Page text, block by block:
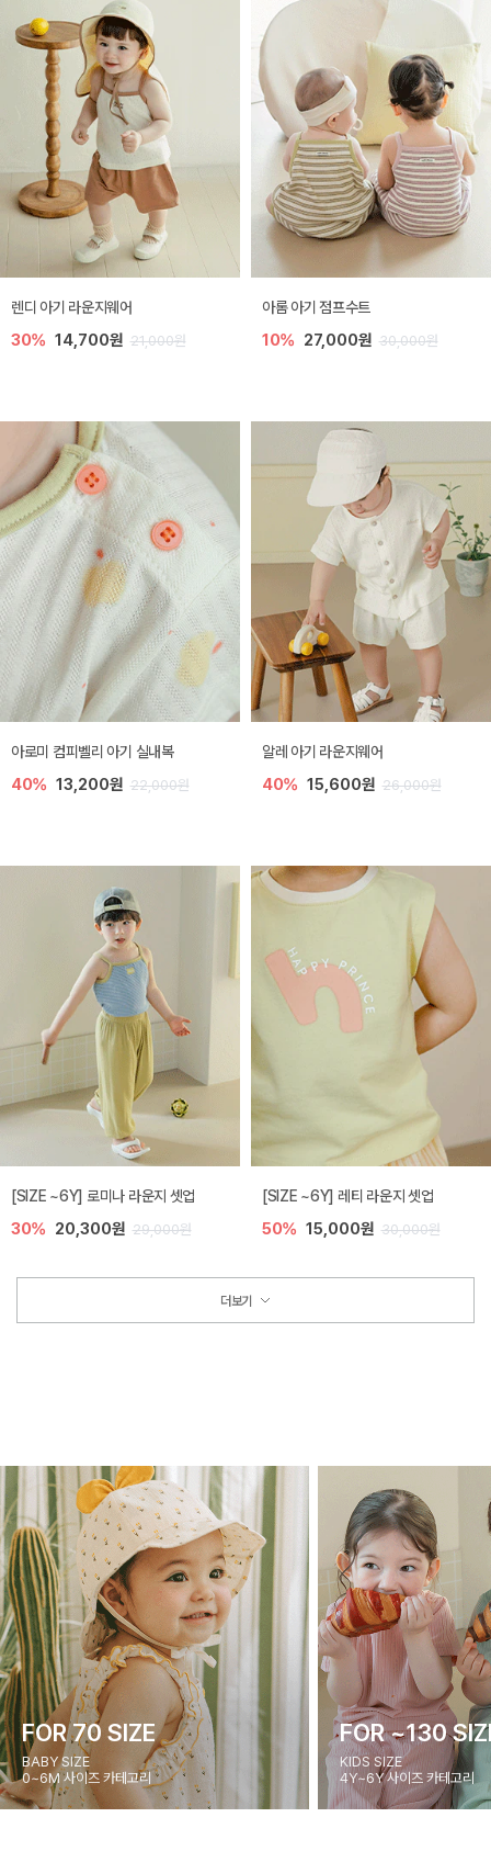
렌디 아기 라운지웨어
30% 14,700원 21,000원
아롬 아기 점프수트
10% 27,000원 30,000원
아로미 컴피벨리 아기 실내복
40% 13,200원 22,000원
알레 아기 라운지웨어
40% 15,600원 26,000원
[SIZE ~6Y] 로미나 라운지 셋업
30% 20,300원 29,000원
[SIZE ~6Y] 레티 라운지 셋업
50% 15,000원 30,000원
더보기
FOR 70 SIZE
BABY SIZE
0~6M 사이즈 카테고리
FOR ~130
KIDS SIZE
4Y~6Y 사이즈 카테고리